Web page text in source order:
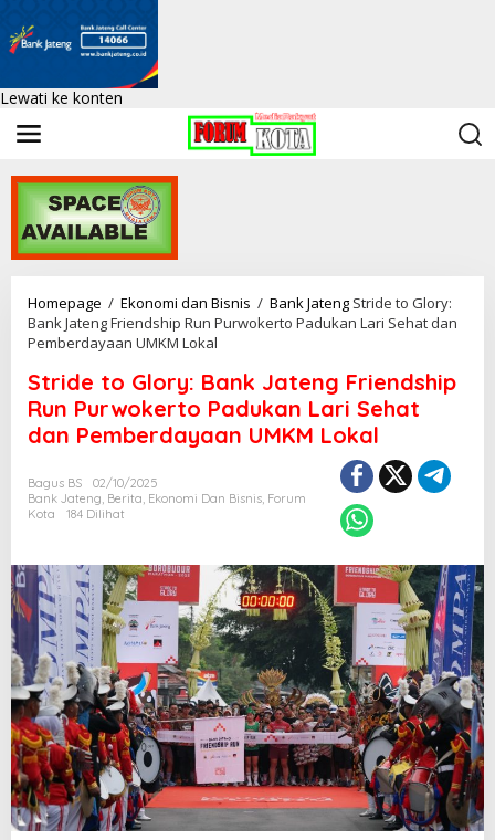
Lewati ke konten
Homepage / Ekonomi dan Bisnis / Bank Jateng Stride to Glory:
Bank Jateng Friendship Run Purwokerto Padukan Lari Sehat dan
Pemberdayaan UMKM Lokal
Stride to Glory: Bank Jateng Friendship
Run Purwokerto Padukan Lari Sehat
dan Pemberdayaan UMKM Lokal
Bagus BS
02/10/2025
Bank Jateng, Berita, Ekonomi Dan Bisnis, Forum
Kota
184 Dilihat